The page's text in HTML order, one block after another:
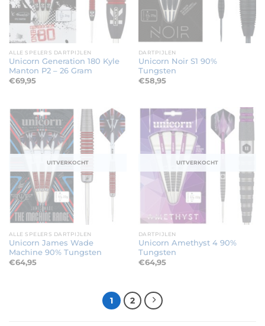
ALLE SPELERS DARTPIJLEN
Unicorn Generation 180 Kyle
Manton P2 – 26 Gram
€69,95
DARTPIJLEN
Unicorn Noir S1 90%
Tungsten
€58,95
UITVERKOCHT
ALLE SPELERS DARTPIJLEN
Unicorn James Wade
Machine 90% Tungsten
€64,95
UITVERKOCHT
DARTPIJLEN
Unicorn Amethyst 4 90%
Tungsten
€64,95
1 2